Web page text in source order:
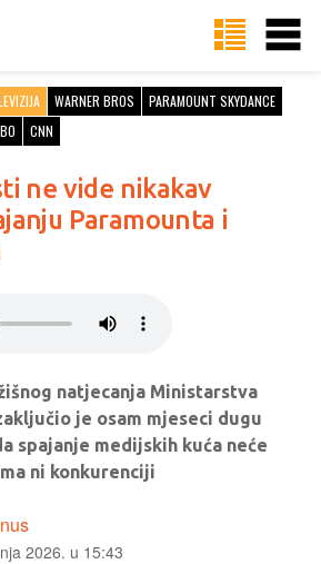
WARNER BROS
PARAMOUNT SKYDANCE
CNN
ne vide nikakav
Paramounta i
natjecanja Ministarstva
je osam mjeseci dugu
spajanje medijskih kuća neće
ni konkurenciji
2026. u 15:43